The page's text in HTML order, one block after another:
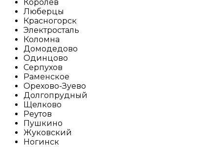
Королев
Люберцы
Красногорск
Электросталь
Коломна
Домодедово
Одинцово
Серпухов
Раменское
Орехово-Зуево
Долгопрудный
Щелково
Реутов
Пушкино
Жуковский
Ногинск